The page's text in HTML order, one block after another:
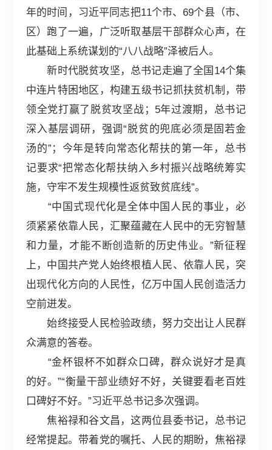
年的时间，习近平同志把11个市、69个县（市、
区）跑了一遍，广泛听取基层干部群众心声，在
此基础上系统谋划的“八八战略”泽被后人。
新时代脱贫攻坚，总书记走遍了全国14个集
中连片特困地区，构建五级书记抓扶贫机制，带
领全党打赢了脱贫攻坚战；5年过渡期，总书记
深入基层调研，强调“脱贫的兜底必须是固若金
汤的”；今年是转向常态化帮扶的第一年，总书
记要求“把常态化帮扶纳入乡村振兴战略统筹实
施，守牢不发生规模性返贫致贫底线”。
“中国式现代化是全体中国人民的事业，必
须紧紧依靠人民，汇聚蕴藏在人民中的无穷智慧
和力量，才能不断创造新的历史伟业。”新征程
上，中国共产党人始终根植人民、依靠人民，突
出现代化方向的人民性，亿万中国人民创造活力
空前迸发。
始终接受人民检验政绩，努力交出让人民群
众满意的答卷。
“金杯银杯不如群众口碑，群众说好才是真
的好。”“衡量干部业绩好不好，关键要看老百姓
口碑好不好。”习近平总书记多次强调。
焦裕禄和谷文昌，这两位县委书记，总书记
经常提起。带着党的嘱托、人民的期盼，焦裕禄